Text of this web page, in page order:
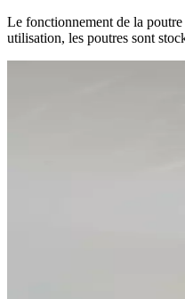
Le fonctionnement de la poutre
utilisation, les poutres sont